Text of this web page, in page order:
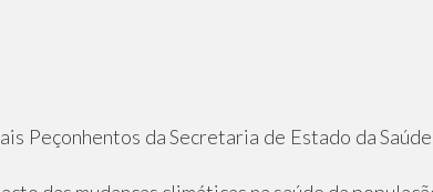
Peçonhentos da Secretaria de Estado da